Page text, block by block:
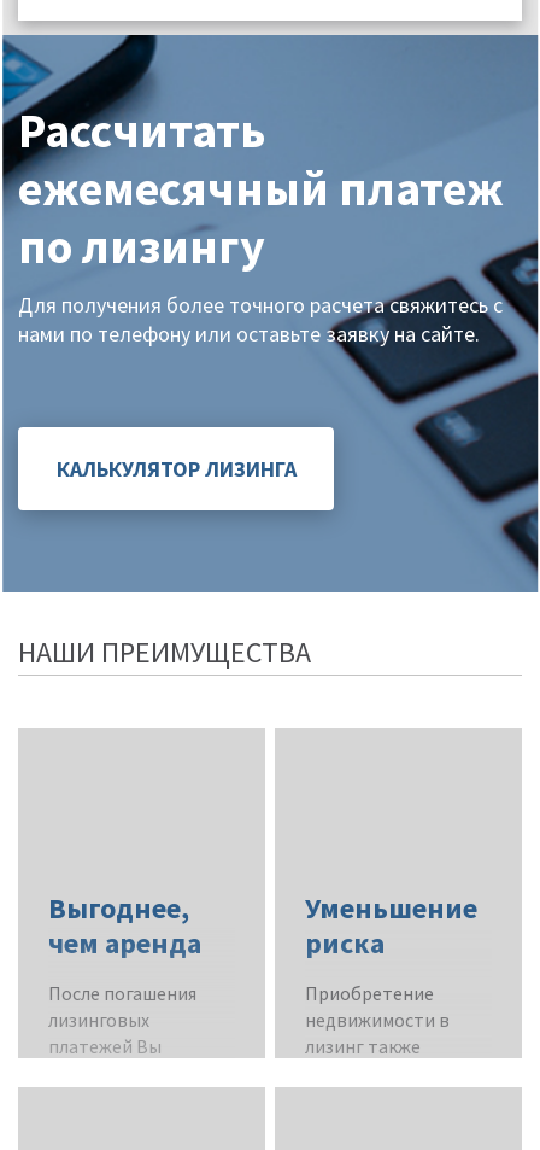
Рассчитать
ежемесячный платеж
по лизингу
Для получения более точного расчета свяжитесь с
нами по телефону или оставьте заявку на сайте.
КАЛЬКУЛЯТОР ЛИЗИНГА
НАШИ ПРЕИМУЩЕСТВА
Выгоднее,
чем аренда
После погашения
лизинговых
платежей Вы
Уменьшение
риска
Приобретение
недвижимости в
лизинг также